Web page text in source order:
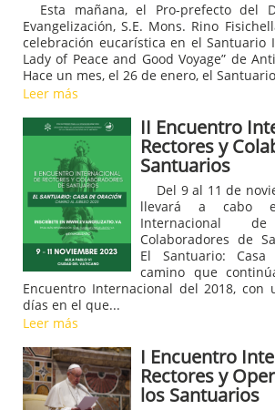
Esta mañana, el Pro-prefecto del
Evangelización, S.E. Mons. Rino
celebración eucarística en el Santuario
Lady of Peace and Good Voyage” de
Hace un mes, el 26 de enero, el
Leer más
II Encuentro
Rectores y
Santuarios
Del 9 al 11 de
llevará a cabo
Internacional
Colaboradores de
El Santuario:
camino que
Encuentro Internacional del 2018, con
días en el que...
Leer más
I Encuentro
Rectores y
los Santuarios